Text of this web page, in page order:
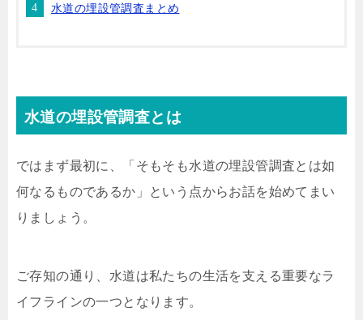
水道の埋設管調査まとめ
水道の埋設管調査とは
ではまず最初に、「そもそも水道の埋設管調査とは如
何なるものであるか」という点からお話を始めてまい
りましょう。
ご存知の通り、水道は私たちの生活を支える重要なラ
イフラインの一つとなります。